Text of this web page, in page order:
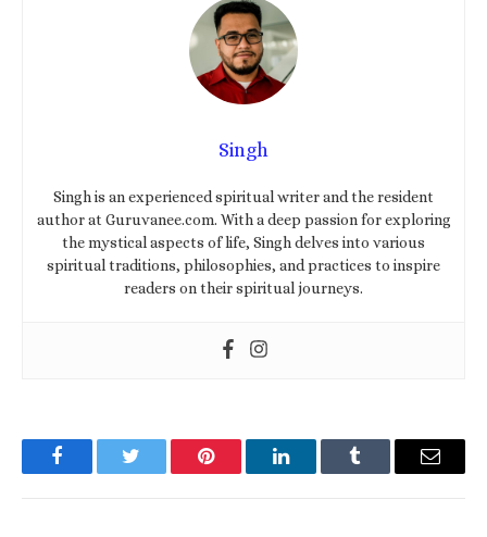
Singh
Singh is an experienced spiritual writer and the resident
author at Guruvanee.com. With a deep passion for exploring
the mystical aspects of life, Singh delves into various
spiritual traditions, philosophies, and practices to inspire
readers on their spiritual journeys.
FacebookTwitter Pinterest LinkedInTumblr Email